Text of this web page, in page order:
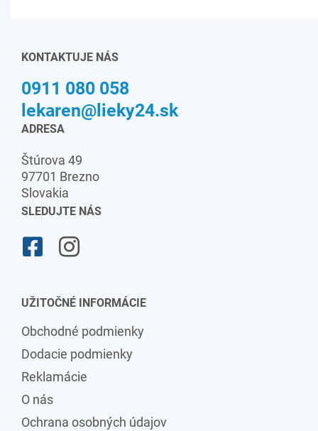
KONTAKTUJE NÁS
0911 080 058
lekaren@lieky24.sk
ADRESA
Štúrova 49
97701 Brezno
Slovakia
SLEDUJTE NÁS
UŽITOČNÉ INFORMÁCIE
Obchodné podmienky
Dodacie podmienky
Reklamácie
O nás
Ochrana osobných údajov